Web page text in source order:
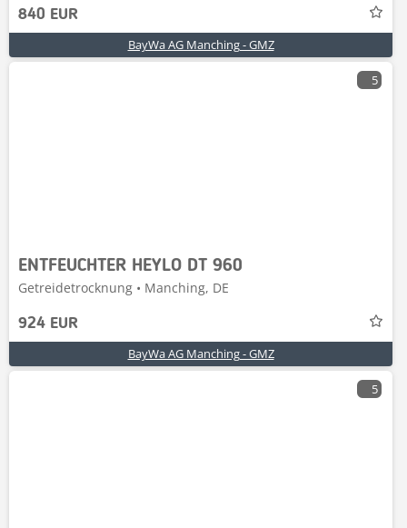
840 EUR
BayWa AG Manching - GMZ
5
ENTFEUCHTER HEYLO DT 960
Getreidetrocknung • Manching, DE
924 EUR
BayWa AG Manching - GMZ
5